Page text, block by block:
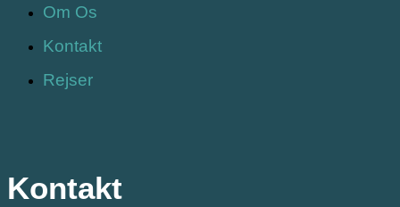
Om Os
Kontakt
Rejser
Kontakt